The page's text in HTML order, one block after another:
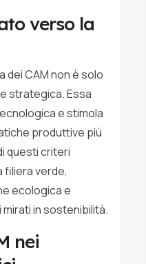
verso la
dei CAM non è solo
strategica. Essa
e stimola
produttive più
questi criteri
filiera verde,
ecologica e
in sostenibilità.
nei